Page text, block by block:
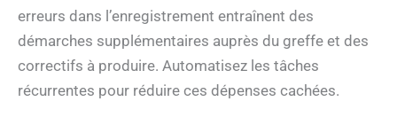
erreurs dans l’enregistrement entraînent des
démarches supplémentaires auprès du greffe et des
correctifs à produire. Automatisez les tâches
récurrentes pour réduire ces dépenses cachées.